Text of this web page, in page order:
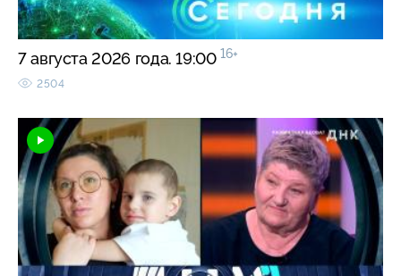
7 августа 2026 года. 19:00 16+
2504